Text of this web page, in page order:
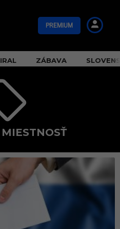
PREMIUM
ZÁBAVA